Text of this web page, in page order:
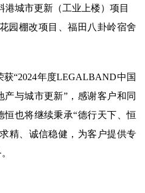
港城市更新（工业上楼）项目
园棚改项目、福田八卦岭宿舍
“2024年度LEGALBAND中国
与城市更新”，感谢客户和同
也将继续秉承“德行天下、恒
精、诚信稳健，为客户提供专